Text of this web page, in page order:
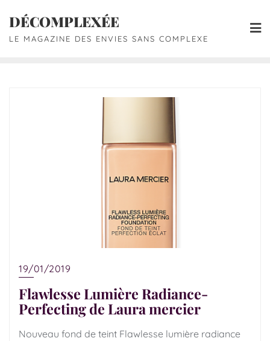
DÉCOMPLEXÉE
LE MAGAZINE DES ENVIES SANS COMPLEXE
19/01/2019
Flawlesse Lumière Radiance-
Perfecting de Laura mercier
Nouveau fond de teint Flawlesse lumière radiance